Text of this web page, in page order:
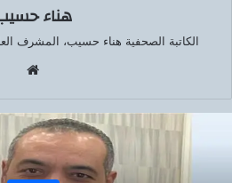
هناء
الكاتبة الصحفية هناء حسيب، المشرف
الوي
ب